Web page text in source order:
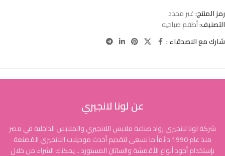
رمز المنتج:غير محدد
التصنيف:أطقم صباحيه
شارك مع الاصدقاء :
عن لونا لانجيري
شركة لونا لانجيري رواد صناعة ملابس اللانجيري والملابس الداخلية في مصر
منذ عام 1990 دائماً ما نسعى لتقديم أحدث موديلات اللانجيري المُصنعة
بإستخدام أجود أنواع الأقمشة والساتان المستورد .. يمكنك الشراء من خلال